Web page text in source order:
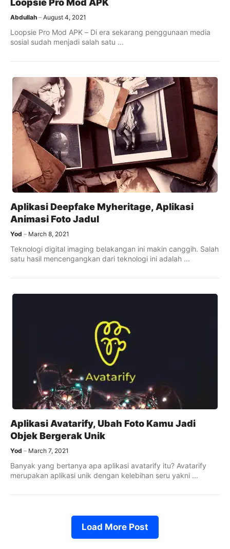
Abdullah August 4, 2021
Loopsie Pro Mod APK – Di era sekarang penggunaan media
sosial sudah menjadi salah satu ...
Aplikasi Deepfake Myheritage, Aplikasi
Animasi Foto Jadul
Yod March 8, 2021
Teknologi digital imaging belakangan ini makin canggih. Salah
satu hasil mencengangkan dari teknologi ini adalah ...
Aplikasi Avatarify, Ubah Foto Kamu Jadi
Objek Bergerak Unik
Yod March 7, 2021
Banyak yang bertanya apa aplikasi avatarify itu? Avatarify
merupakan aplikasi unik dengan kelebihan seru yakni ...
Load More Post